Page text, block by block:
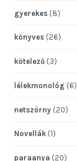
gyerekes (8)
könyves (26)
kötelező (3)
lélekmonológ (6)
netszörny (20)
Novellák (1)
paraanya (20)